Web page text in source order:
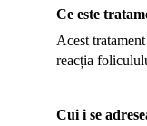
Ce este
Acest
reacția
Cui i se